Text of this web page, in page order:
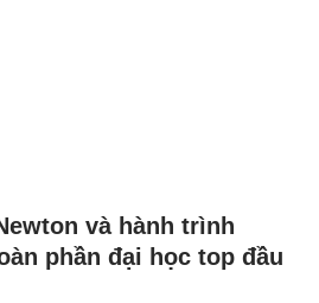
và hành trình
phần đại học top đầu